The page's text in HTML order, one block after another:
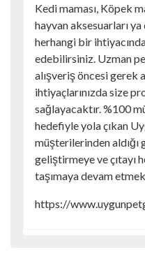
Kedi maması, Köpek
hayvan aksesuarları
herhangi bir
edebilirsiniz. Uzman
alışveriş öncesi gerek
ihtiyaçlarınızda size
sağlayacaktır. %100
hedefiyle yola çıkan
müşterilerinden
geliştirmeye ve çıtayı
taşımaya devam
https://